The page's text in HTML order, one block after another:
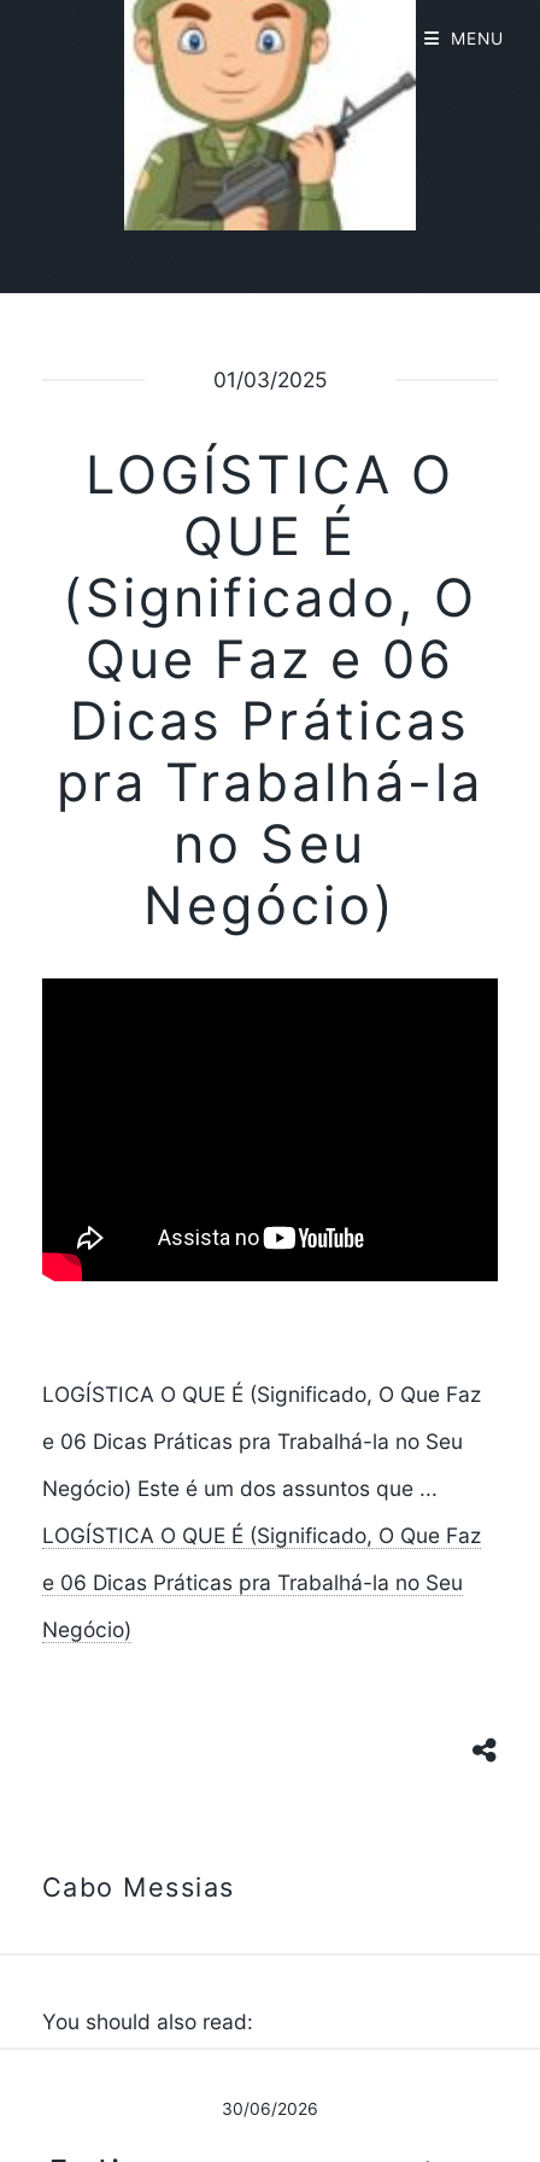
01/03/2025
LOGÍSTICA O
QUE É
(Significado, O
Que Faz e 06
Dicas Práticas
pra Trabalhá-la
no Seu
Negócio)
LOGÍSTICA O QUE É (Significado, O Que Faz
e 06 Dicas Práticas pra Trabalhá-la no Seu
Negócio) Este é um dos assuntos que ...
LOGÍSTICA O QUE É (Significado, O Que Faz
e 06 Dicas Práticas pra Trabalhá-la no Seu
Negócio)
Cabo Messias
You should also read:
30/06/2026
MENU